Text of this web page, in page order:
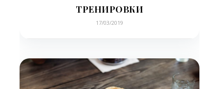
ТРЕНИРОВКИ
17/03/2019